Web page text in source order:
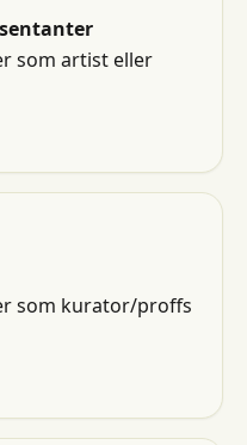
som artist eller
som kurator/proffs